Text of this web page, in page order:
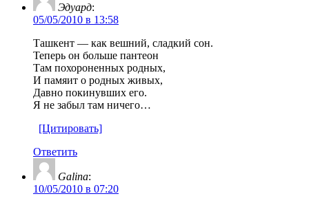
Эдуард:
05/05/2010 в 13:58
Ташкент — как вешний, сладкий сон.
Теперь он больше пантеон
Там похороненных родных,
И памяит о родных живых,
Давно покинувших его.
Я не забыл там ничего…
[Цитировать]
Ответить
Galina:
10/05/2010 в 07:20